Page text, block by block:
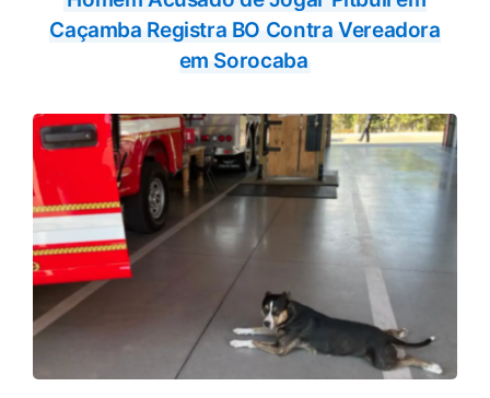
Caçamba Registra BO Contra Vereadora
em Sorocaba